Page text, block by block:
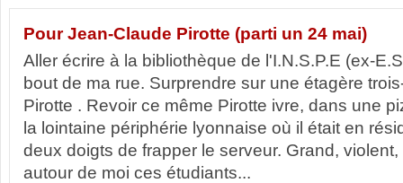
Pour Jean-Claude Pirotte (parti un 24 mai)
Aller écrire à la bibliothèque de l'I.N.S.P.E (ex-
bout de ma rue. Surprendre sur une étagère
Pirotte . Revoir ce même Pirotte ivre, dans une
la lointaine périphérie lyonnaise où il était en
deux doigts de frapper le serveur. Grand,
autour de moi ces étudiants...